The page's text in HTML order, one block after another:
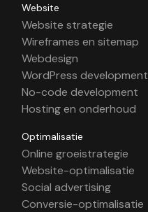
Website
Website strategie
Wireframes en sitemap
Webdesign
WordPress development
No-code development
Hosting en onderhoud
Optimalisatie
Online groeistrategie
Website-optimalisatie
Social advertising
Conversie-optimalisatie